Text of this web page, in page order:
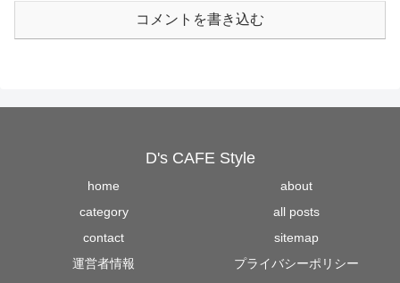
コメントを書き込む
D's CAFE Style
home
about
category
all posts
contact
sitemap
運営者情報
プライバシーポリシー